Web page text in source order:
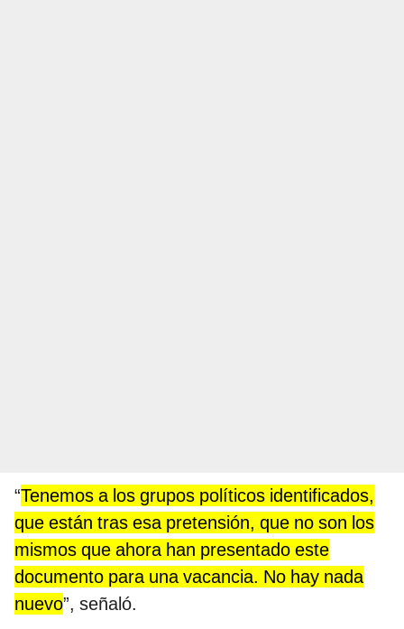
“Tenemos a los grupos políticos identificados,
que están tras esa pretensión, que no son los
mismos que ahora han presentado este
documento para una vacancia. No hay nada
nuevo”, señaló.